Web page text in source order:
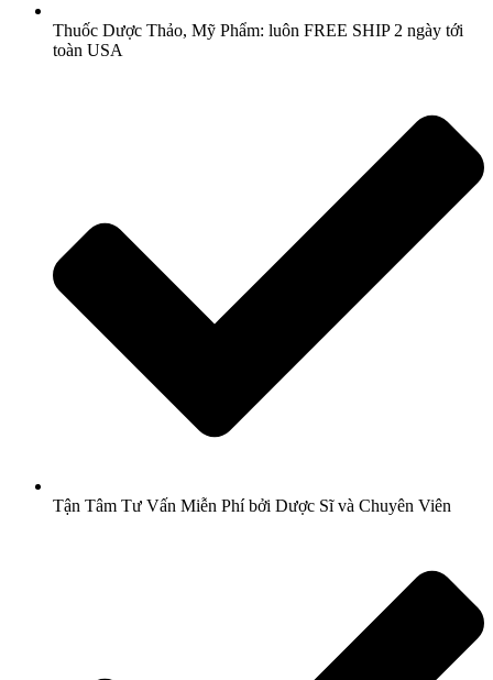
Thuốc Dược Thảo, Mỹ Phẩm: luôn FREE SHIP 2 ngày tới
toàn USA
Tận Tâm Tư Vấn Miễn Phí bởi Dược Sĩ và Chuyên Viên